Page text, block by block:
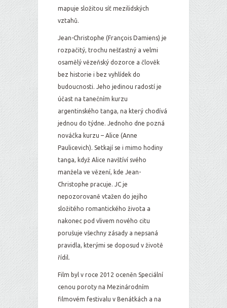
mapuje složitou síť mezilidských
vztahů.
Jean-Christophe (François Damiens) je
rozpačitý, trochu nešťastný a velmi
osamělý vězeňský dozorce a člověk
bez historie i bez vyhlídek do
budoucnosti. Jeho jedinou radostí je
účast na tanečním kurzu
argentinského tanga, na který chodívá
jednou do týdne. Jednoho dne pozná
nováčka kurzu – Alice (Anne
Paulicevich). Setkají se i mimo hodiny
tanga, když Alice navštíví svého
manžela ve vězení, kde Jean-
Christophe pracuje. JC je
nepozorovaně vtažen do jejího
složitého romantického života a
nakonec pod vlivem nového citu
porušuje všechny zásady a nepsaná
pravidla, kterými se doposud v životě
řídil.
Film byl v roce 2012 oceněn Speciální
cenou poroty na Mezinárodním
filmovém festivalu v Benátkách a na